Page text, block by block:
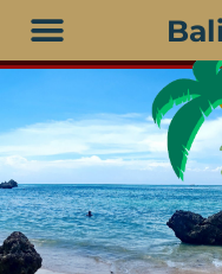
Inhalt
springen
Bali